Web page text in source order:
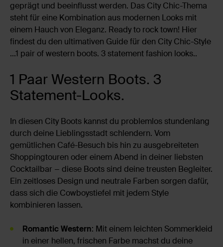
geprägt und beeinflusst werden. Das City Chic-Thema
steht für eine Kombination aus modernen Looks mit
einem Hauch von Eleganz. Ready to rock town! Hier
findest du den ultimativen Guide für den City Chic-Style
...1 pair of western boots. 3 statement fashion looks..
1 Paar Western Boots. 3
Statement-Looks.
In diesen City Boots kannst du problemlos stundenlang
durch deine Lieblingsstadt schlendern. Vom
gemütlichen Café-Besuch bis hin zu ausgebreiteten
Shoppingtouren oder einem Abend in deiner liebsten
Cocktailbar − diese Boots sind deine treusten Begleiter.
Ein zeitloses Design und neutrale Farben sorgen dafür,
dass sich die Cowboystiefel mit jedem Style
kombinieren lassen.
Romantic Western: Mit einem leichten Sommerkleid
in einer hellen, frischen Farbe machst du deine